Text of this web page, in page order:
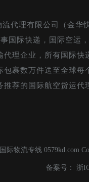
理有限公司（金华
国际快递，国际空运
代理企业，所有国际快
包裹数万件送至全球每
推荐的国际航空货运代
际物流专线 0579kd.com
备案号： 浙